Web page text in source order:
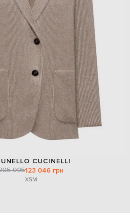
CUCINELLI
095123 046 грн
XSM